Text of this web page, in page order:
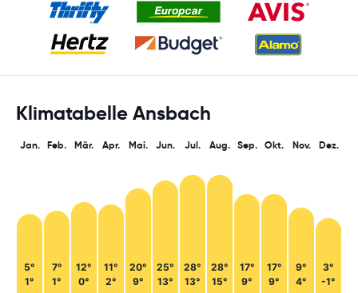
Klimatabelle Ansbach
Jan.
5°
1°
Feb.
7°
1°
Mär.
12°
0°
Apr.
11°
2°
Mai.
20°
9°
Jun.
25°
13°
Jul.
28°
13°
Aug.
28°
15°
Sep.
17°
9°
Okt.
17°
9°
Nov.
9°
4°
Dez.
3°
-1°